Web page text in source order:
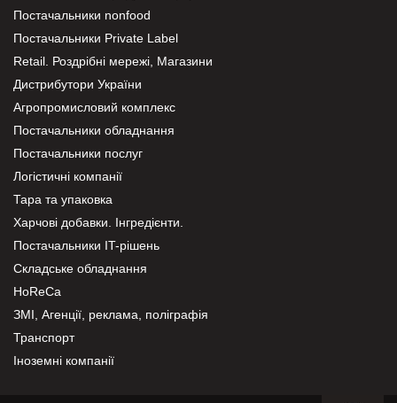
Постачальники nonfood
Постачальники Private Label
Retail. Роздрібні мережі, Магазини
Дистрибутори України
Агропромисловий комплекс
Постачальники обладнання
Постачальники послуг
Логістичні компанії
Тара та упаковка
Харчові добавки. Інгредієнти.
Постачальники IT-рішень
Складське обладнання
HoReCa
ЗМІ, Агенції, реклама, поліграфія
Транспорт
Іноземні компанії